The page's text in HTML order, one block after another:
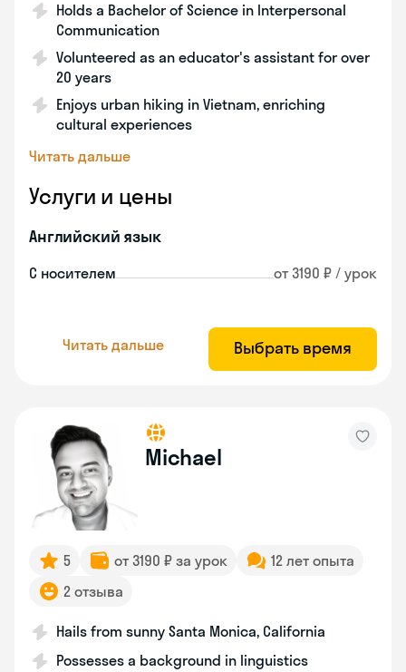
Holds a Bachelor of Science in Interpersonal
Communication
Volunteered as an educator's assistant for over
20 years
Enjoys urban hiking in Vietnam, enriching
cultural experiences
Читать дальше
Услуги и цены
Английский язык
С носителем от 3190 ₽ / урок
Читать дальше Выбрать время
Michael
5 от 3190 ₽ за урок
12 лет опыта
2 отзыва
Hails from sunny Santa Monica, California
Possesses a background in linguistics